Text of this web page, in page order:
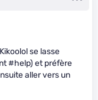
se lasse
#help) et préfère
aller vers un